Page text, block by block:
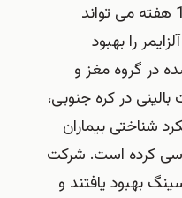
جینسینگ روزانه به مدت 12 هفته می تواند
را بهبود
در گروه مغز و
در کره جنوبی،
شناختی بیماران
کرده است. شرکت
بهبود یافتند و